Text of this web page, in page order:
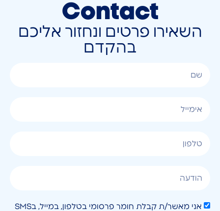
Contact
השאירו פרטים ונחזור אליכם
בהקדם
אני מאשר/ת קבלת חומר פרסומי בטלפון, במייל, בSMS